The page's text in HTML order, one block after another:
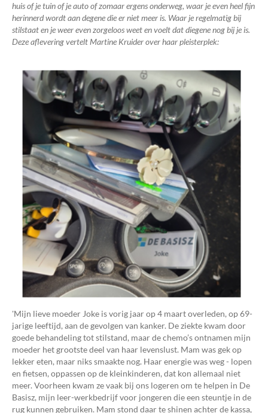
huis of je tuin of je auto of zomaar ergens onderweg, waar je even heel fijn
herinnerd wordt aan degene die er niet meer is. Waar je regelmatig bij
stilstaat en je weer even zorgeloos weet en voelt dat diegene nog bij je is.
Deze aflevering vertelt Martine Kruider over haar pleisterplek:
'Mijn lieve moeder Joke is vorig jaar op 4 maart overleden, op 69-
jarige leeftijd, aan de gevolgen van kanker. De ziekte kwam door
goede behandeling tot stilstand, maar de chemo’s ontnamen mijn
moeder het grootste deel van haar levenslust. Mam was gek op
lekker eten, maar niks smaakte nog. Haar energie was weg - lopen
en fietsen, oppassen op de kleinkinderen, dat kon allemaal niet
meer. Voorheen kwam ze vaak bij ons logeren om te helpen in De
Basisz, mijn leer-werkbedrijf voor jongeren die een steuntje in de
rug kunnen gebruiken. Mam stond daar te shinen achter de kassa,